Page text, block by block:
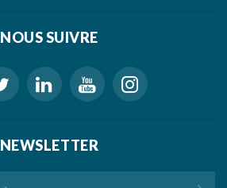
NOUS SUIVRE
NEWSLETTER